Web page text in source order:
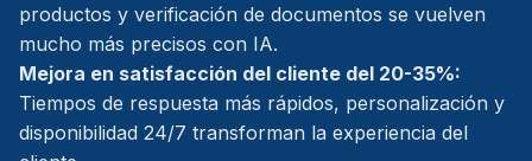
productos y verificación de documentos se vuelven
mucho más precisos con IA.
Mejora en satisfacción del cliente del 20-35%:
Tiempos de respuesta más rápidos, personalización y
disponibilidad 24/7 transforman la experiencia del